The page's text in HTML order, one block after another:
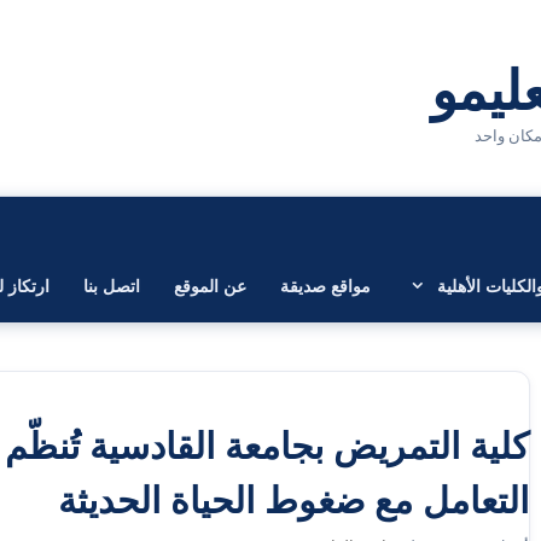
الأهلية مواقع صديقة عن الموقع اتصل بنا ارتكاز
كلية التمريض بجامعة القادسية
التعامل مع ضغوط الحياة الحديثة